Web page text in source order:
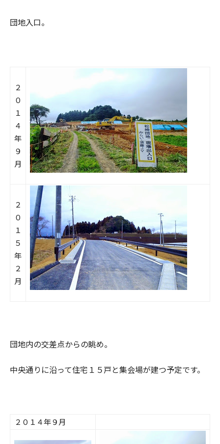
団地入口。
２
０
１
４
年
９
月
２
０
１
５
年
２
月
団地内の交差点からの眺め。
中央通りに沿って住宅１５戸と集会場が建つ予定です。
２０１４年９月